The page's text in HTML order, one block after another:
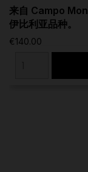
来自 Campo
伊比利亚品种。
€140.00